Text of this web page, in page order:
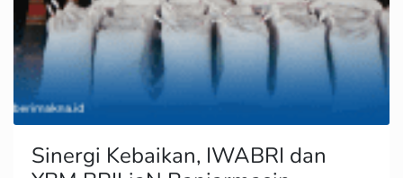
Sinergi Kebaikan, IWABRI dan